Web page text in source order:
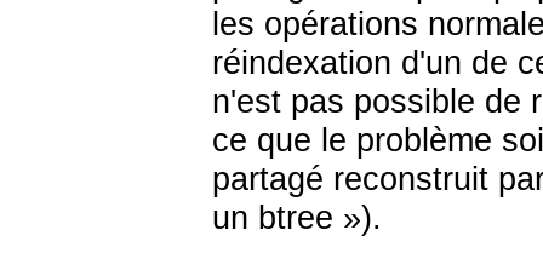
les opérations
réindexation d'un de
n'est pas possible de
ce que le problème
partagé reconstruit
un btree »).